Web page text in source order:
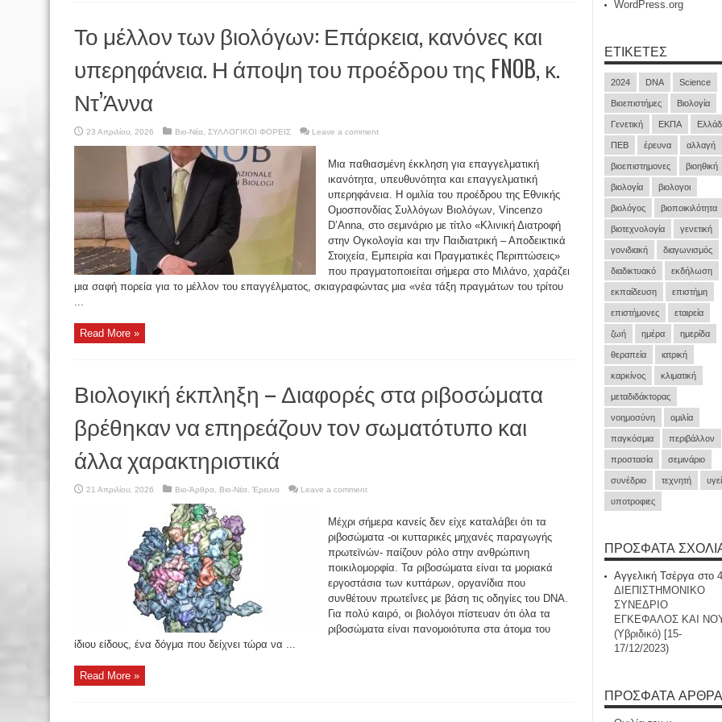
Το μέλλον των βιολόγων: Επάρκεια, κανόνες και
υπερηφάνεια. Η άποψη του προέδρου της FNOB, κ.
Ντ’Άννα
23 Απριλίου, 2026 Βιο-Νέα ΣΥΛΛΟΓΙΚΟΙ ΦΟΡΕΙΣ Leave a comment
Μια παθιασμένη έκκληση για επαγγελματική
ικανότητα, υπευθυνότητα και επαγγελματική
υπερηφάνεια. Η ομιλία του προέδρου της Εθνικής
Ομοσπονδίας Συλλόγων Βιολόγων, Vincenzo
D’Anna, στο σεμινάριο με τίτλο «Κλινική Διατροφή
στην Ογκολογία και την Παιδιατρική – Αποδεικτικά
Στοιχεία, Εμπειρία και Πραγματικές Περιπτώσεις»
που πραγματοποιείται σήμερα στο Μιλάνο, χαράζει
μια σαφή πορεία για το μέλλον του επαγγέλματος, σκιαγραφώντας μια «νέα τάξη πραγμάτων του τρίτου
...
Read More »
Βιολογική έκπληξη – Διαφορές στα ριβοσώματα
βρέθηκαν να επηρεάζουν τον σωματότυπο και
άλλα χαρακτηριστικά
21 Απριλίου, 2026 Βιο-Άρθρα Βιο-Νέα Έρευνα Leave a comment
Μέχρι σήμερα κανείς δεν είχε καταλάβει ότι τα
ριβοσώματα -οι κυτταρικές μηχανές παραγωγής
πρωτεϊνών- παίζουν ρόλο στην ανθρώπινη
ποικιλομορφία. Τα ριβοσώματα είναι τα μοριακά
εργοστάσια των κυττάρων, οργανίδια που
συνθέτουν πρωτεΐνες με βάση τις οδηγίες του DNA.
Για πολύ καιρό, οι βιολόγοι πίστευαν ότι όλα τα
ριβοσώματα είναι πανομοιότυπα στα άτομα του
ίδιου είδους, ένα δόγμα που δείχνει τώρα να ...
Read More »
WordPress.org
ΕΤΙΚΈΤΕΣ
2024 DNA Science
Βιοεπιστήμες Βιολογία
Γενετική ΕΚΠΑ
ΠΕΒ έρευνα αλλαγή
βιοεπιστημονες βιοηθική
βιολογία βιολογοι
βιολόγος βιοποικιλότητα
βιοτεχνολογία γενετική
γονιδιακή διαγωνισμός
διαδικτυακό εκδήλωση
εκπαίδευση επιστήμη
επιστήμονες εταιρεία
ζωή ημέρα ημερίδα
θεραπεία ιατρική
καρκίνος κλιματική
μεταδιδάκτορας
νοημοσύνη ομιλία
παγκόσμια περιβάλλον
προστασία σεμινάριο
συνέδριο τεχνητή
υποτροφιες
ΠΡΌΣΦΑΤΑ
Αγγελική Τσέργα στο
ΔΙΕΠΙΣΤΗΜΟΝΙΚΟ
ΣΥΝΕΔΡΙΟ
ΕΓΚΕΦΑΛΟΣ ΚΑΙ
(Υβριδικό) [15-
17/12/2023)
ΠΡΌΣΦΑΤΑ ΆΡΘΡΑ